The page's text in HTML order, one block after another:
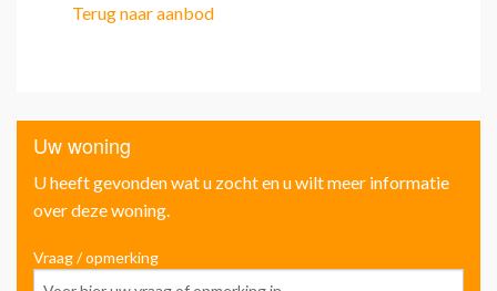
Terug naar aanbod
Uw woning
U heeft gevonden wat u zocht en u wilt meer informatie
over deze woning.
Vraag / opmerking